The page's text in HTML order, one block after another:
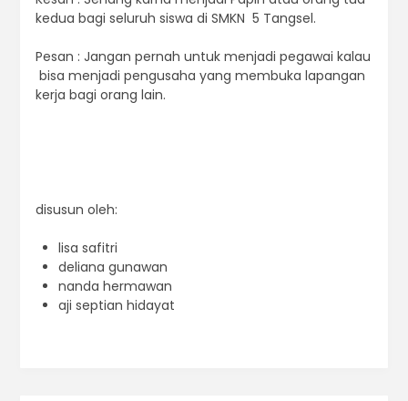
kedua bagi seluruh siswa di SMKN 5 Tangsel.
Pesan : Jangan pernah untuk menjadi pegawai kalau
bisa menjadi pengusaha yang membuka lapangan
kerja bagi orang lain.
disusun oleh:
lisa safitri
deliana gunawan
nanda hermawan
aji septian hidayat